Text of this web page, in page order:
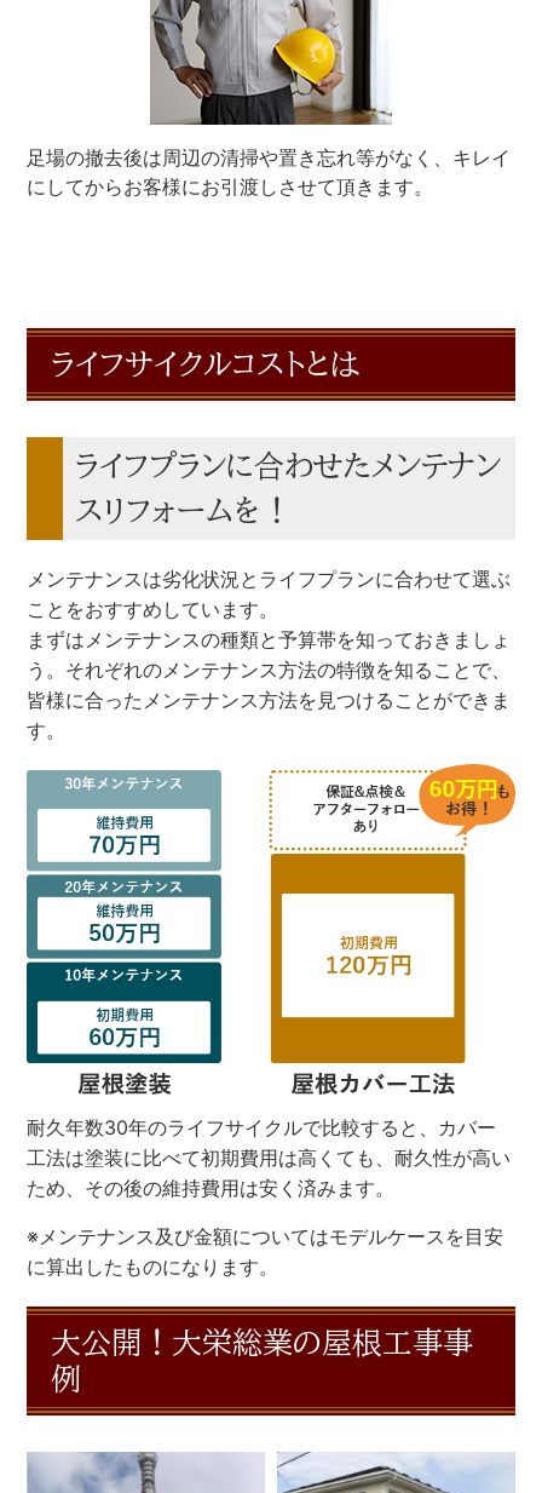
足場の撤去後は周辺の清掃や置き忘れ等がなく、キレイ
にしてからお客様にお引渡しさせて頂きます。
ライフサイクルコストとは
ライフプランに合わせたメンテナン
スリフォームを！
メンテナンスは劣化状況とライフプランに合わせて選ぶ
ことをおすすめしています。
まずはメンテナンスの種類と予算帯を知っておきましょ
う。それぞれのメンテナンス方法の特徴を知ることで、
皆様に合ったメンテナンス方法を見つけることができま
す。
耐久年数30年のライフサイクルで比較すると、カバー
工法は塗装に比べて初期費用は高くても、耐久性が高い
ため、その後の維持費用は安く済みます。
※メンテナンス及び金額についてはモデルケースを目安
に算出したものになります。
大公開！大栄総業の屋根工事事
例